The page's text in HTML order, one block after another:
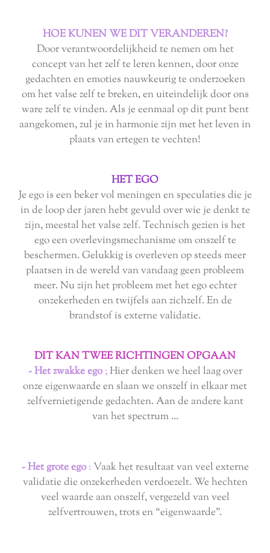
HOE KUNEN WE DIT VERANDEREN?
Door verantwoordelijkheid te nemen om het
concept van het zelf te leren kennen, door onze
gedachten en emoties nauwkeurig te onderzoeken
om het valse zelf te breken, en uiteindelijk door ons
ware zelf te vinden. Als je eenmaal op dit punt bent
aangekomen, zul je in harmonie zijn met het leven in
plaats van ertegen te vechten!
HET EGO
Je ego is een beker vol meningen en speculaties die je
in de loop der jaren hebt gevuld over wie je denkt te
zijn, meestal het valse zelf. Technisch gezien is het
ego een overlevingsmechanisme om onszelf te
beschermen. Gelukkig is overleven op steeds meer
plaatsen in de wereld van vandaag geen probleem
meer. Nu zijn het probleem met het ego echter
onzekerheden en twijfels aan zichzelf. En de
brandstof is externe validatie.
DIT KAN TWEE RICHTINGEN OPGAAN
- Het zwakke ego;Hier denken we heel laag over
onze eigenwaarde en slaan we onszelf in elkaar met
zelfvernietigende gedachten. Aan de andere kant
van het spectrum ...
- Het grote ego: Vaak het resultaat van veel externe
validatie die onzekerheden verdoezelt. We hechten
veel waarde aan onszelf, vergezeld van veel
zelfvertrouwen, trots en “eigenwaarde”.